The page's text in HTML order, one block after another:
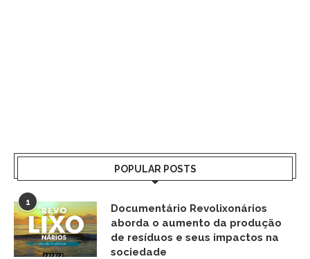
POPULAR POSTS
1
Documentário Revolixonários
aborda o aumento da produção
de resíduos e seus impactos na
sociedade